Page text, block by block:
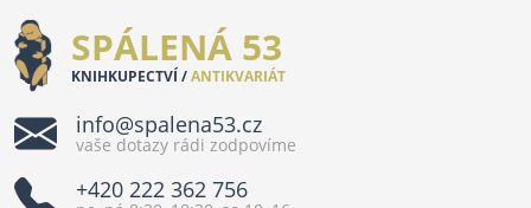
SPÁLENÁ 53
KNIHKUPECTVÍ /ANTIKVARIÁT
info@spalena53.cz
vaše dotazy rádi zodpovíme
+420 222 362 756